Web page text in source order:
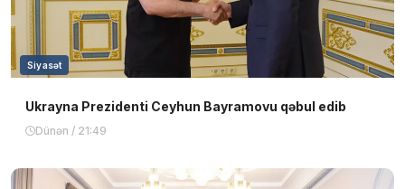
Siyasət
Ukrayna Prezidenti Ceyhun Bayramovu qəbul edib
Dünən / 21:49